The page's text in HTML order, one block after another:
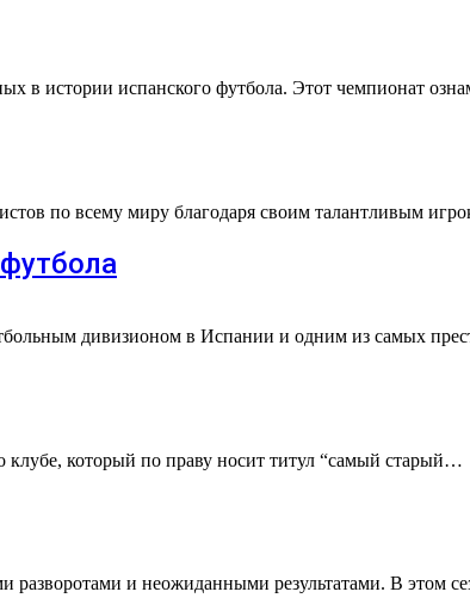
в истории испанского футбола. Этот чемпионат
по всему миру благодаря своим талантливым
дивизионом в Испании и одним из самых
который по праву носит титул “самый старый…
и неожиданными результатами. В этом